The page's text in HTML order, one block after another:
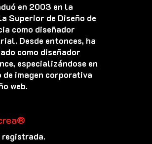
en 2003 en la
Superior de Diseño de
como diseñador
Desde entonces, ha
como diseñador
especializándose en
de imagen corporativa
web.
registrada.